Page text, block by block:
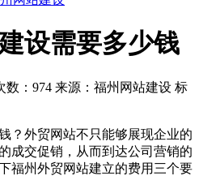
设需要多少钱
数：974 来源：福州网站建设 标
？外贸网站不只能够展现企业的
成交促销，从而到达公司营销的
福州外贸网站建立的费用三个要